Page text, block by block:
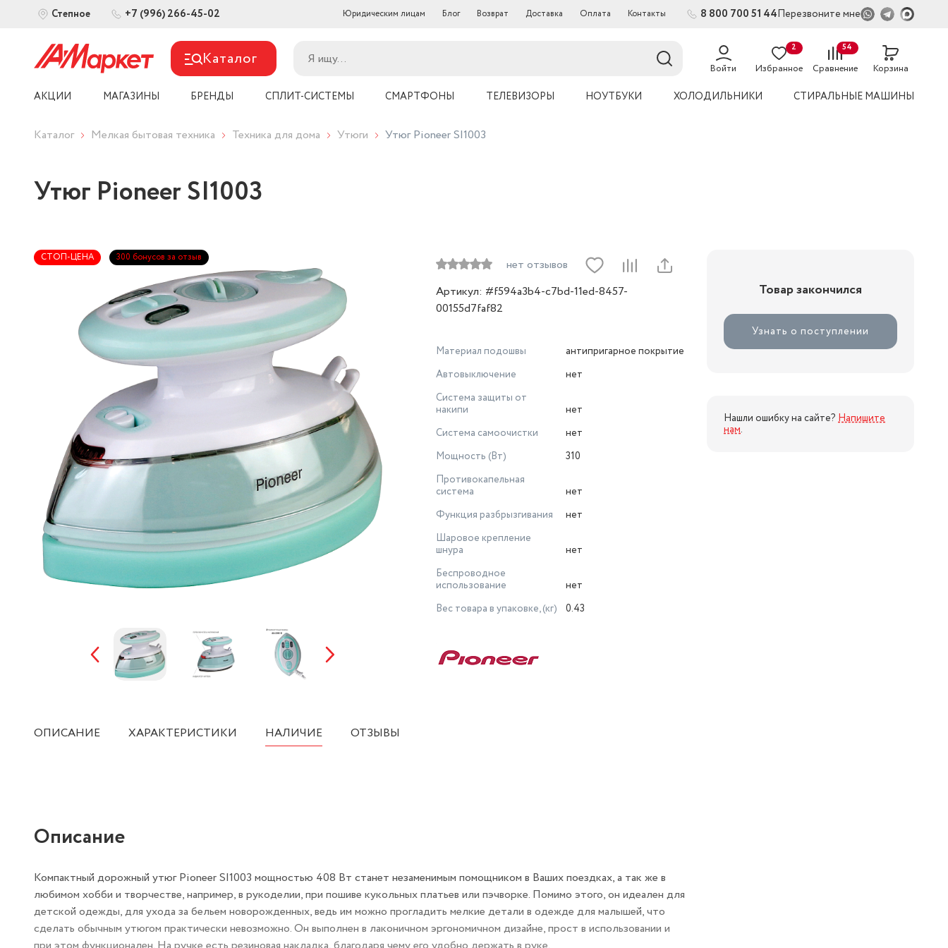
Степное +7 (996) 266-45-02 Юридическим лицам Блог Возврат Доставка Оплата Контакты 8 800 700 51 44Перезвоните мне
Каталог Войти Избранное
2
Сравнение
54
Корзина
АКЦИИ МАГАЗИНЫ БРЕНДЫ СПЛИТ-СИСТЕМЫ СМАРТФОНЫ ТЕЛЕВИЗОРЫ НОУТБУКИ ХОЛОДИЛЬНИКИ СТИРАЛЬНЫЕ МАШИНЫ
Каталог Мелкая бытовая техника Техника для дома Утюги Утюг Pioneer SI1003
Утюг Pioneer SI1003
СТОП-ЦЕНА 300 бонусов за отзыв
нет отзывов
Артикул: #f594a3b4-c7bd-11ed-8457-
00155d7faf82
Материал подошвы
антипригарное покрытие
Автовыключение
нет
Система защиты от
накипи
нет
Система самоочистки
нет
Мощность (Вт)
310
Противокапельная
система
нет
Функция разбрызгивания
нет
Шаровое крепление
шнура
нет
Беспроводное
использование
нет
Вес товара в упаковке, (кг)
0.43
Товар закончился
Узнать о поступлении
Нашли ошибку на сайте? Напишите
нам.
ОПИСАНИЕ ХАРАКТЕРИСТИКИ НАЛИЧИЕ ОТЗЫВЫ
Описание
Компактный дорожный утюг Pioneer SI1003 мощностью 408 Вт станет незаменимым помощником в Ваших поездках, а так же в
любимом хобби и творчестве, например, в рукоделии, при пошиве кукольных платьев или пэчворке. Помимо этого, он идеален для
детской одежды, для ухода за бельем новорожденных, ведь им можно прогладить мелкие детали в одежде для малышей, что
сделать обычным утюгом практически невозможно. Он выполнен в лаконичном эргономичном дизайне, прост в использовании и